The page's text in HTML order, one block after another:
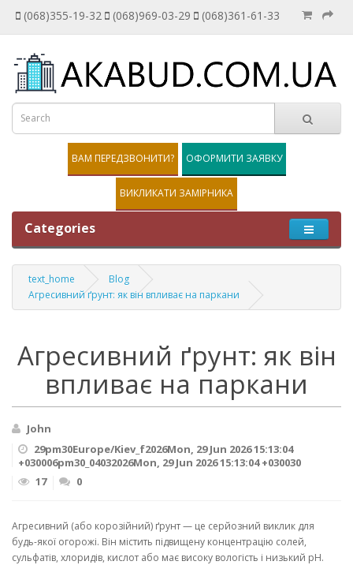
(068)355-19-32 (068)969-03-29 (068)361-61-33
ВАМ ПЕРЕДЗВОНИТИ? ОФОРМИТИ ЗАЯВКУ
ВИКЛИКАТИ ЗАМІРНИКА
Categories
text_home
Blog
Агресивний ґрунт: як він впливає на паркани
Агресивний ґрунт: як він
впливає на паркани
John
29pm30Europe/Kiev_f2026Mon, 29 Jun 2026 15:13:04
+030006pm30_04032026Mon, 29 Jun 2026 15:13:04 +030030
17
0
Агресивний (або корозійний) ґрунт — це серйозний виклик для
будь-якої огорожі. Він містить підвищену концентрацію солей,
сульфатів, хлоридів, кислот або має високу вологість і низький pH.